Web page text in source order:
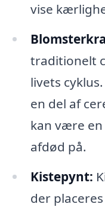
vise
traditionelt
livets
en del af
kan være
afdød på.
Kistepynt:
der